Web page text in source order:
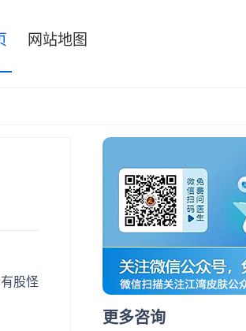
网站地图
股怪
更多咨询